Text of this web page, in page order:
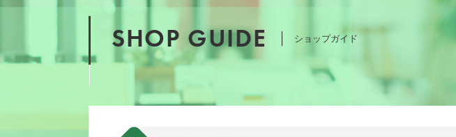
SHOP GUIDE ショップガイド